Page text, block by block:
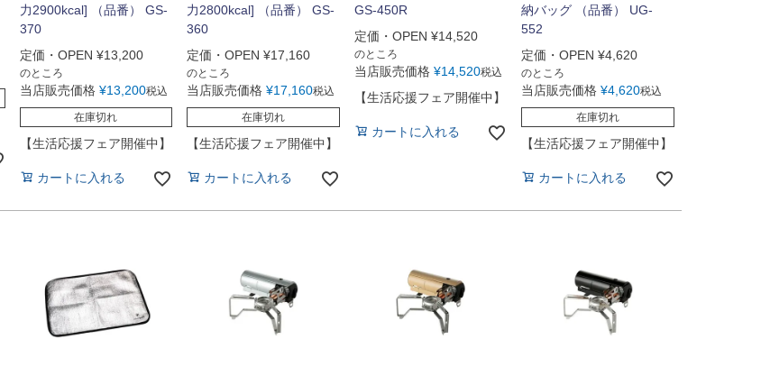
力2900kcal] （品番） GS-
370
定価・OPEN ¥13,200
のところ
当店販売価格 ¥13,200税込
在庫切れ
【生活応援フェア開催中】
カートに入れる
力2800kcal] （品番） GS-
360
定価・OPEN ¥17,160
のところ
当店販売価格 ¥17,160税込
在庫切れ
【生活応援フェア開催中】
カートに入れる
GS-450R
定価・OPEN ¥14,520
のところ
当店販売価格 ¥14,520税込
【生活応援フェア開催中】
カートに入れる
納バッグ （品番） UG-
552
定価・OPEN ¥4,620
のところ
当店販売価格 ¥4,620税込
在庫切れ
【生活応援フェア開催中】
カートに入れる